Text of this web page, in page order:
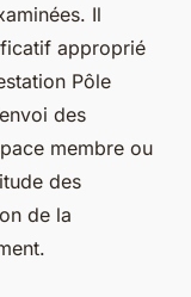
Il
approprié
Pôle
des
membre ou
des
de la